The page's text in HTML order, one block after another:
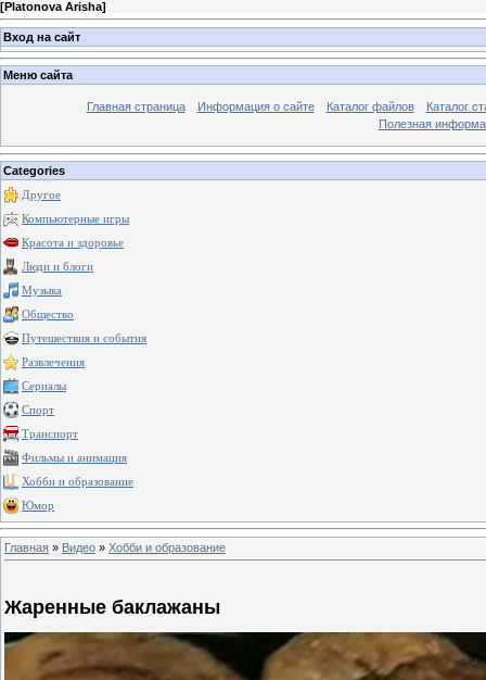
[Platonova Arisha]
Вход на сайт
Меню сайта
Главная страница Информация о сайте Каталог файлов
Каталог
Полезная
Categories
Другое
Компьютерные игры
Красота и здоровье
Люди и блоги
Музыка
Общество
Путешествия и события
Развлечения
Сериалы
Спорт
Транспорт
Фильмы и анимация
Хобби и образование
Юмор
Главная » Видео » Хобби и образование
Жаренные баклажаны